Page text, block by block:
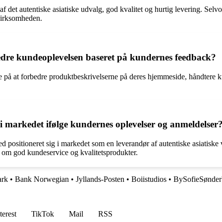
det autentiske asiatiske udvalg, god kvalitet og hurtig levering.
kundeoplevelsen baseret på kundernes feedback?
at forbedre produktbeskrivelserne på deres hjemmeside,
ifølge kundernes oplevelser og
positioneret sig i markedet som en leverandør af autentiske
god kundeservice og kvalitetsprodukter.
• Bank Norwegian • Jyllands-Posten • Boiistudios •
TikTok Mail RSS